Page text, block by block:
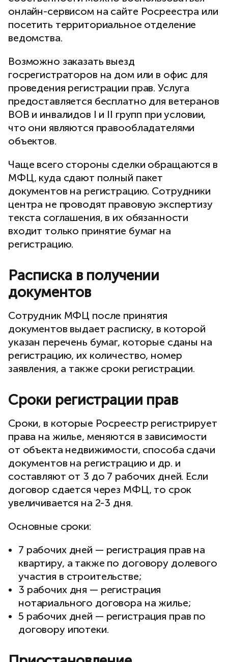
онлайн-сервисом на сайте Росреестра или
посетить территориальное отделение
ведомства.
Возможно заказать выезд
госрегистраторов на дом или в офис для
проведения регистрации прав. Услуга
предоставляется бесплатно для ветеранов
ВОВ и инвалидов I и II групп при условии,
что они являются правообладателями
объектов.
Чаще всего стороны сделки обращаются в
МФЦ, куда сдают полный пакет
документов на регистрацию. Сотрудники
центра не проводят правовую экспертизу
текста соглашения, в их обязанности
входит только принятие бумаг на
регистрацию.
Расписка в получении
документов
Сотрудник МФЦ после принятия
документов выдает расписку, в которой
указан перечень бумаг, которые сданы на
регистрацию, их количество, номер
заявления, а также сроки регистрации.
Сроки регистрации прав
Сроки, в которые Росреестр регистрирует
права на жилье, меняются в зависимости
от объекта недвижимости, способа сдачи
документов на регистрацию и др. и
составляют от 3 до 7 рабочих дней. Если
договор сдается через МФЦ, то срок
увеличивается на 2-3 дня.
Основные сроки:
7 рабочих дней — регистрация прав на
квартиру, а также по договору долевого
участия в строительстве;
3 рабочих дня — регистрация
нотариального договора на жилье;
5 рабочих дней — регистрация прав по
договору ипотеки.